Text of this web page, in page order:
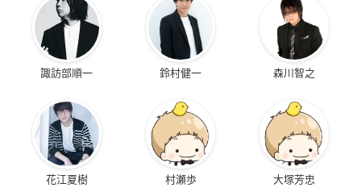
諏訪部順一 鈴村健一 森川智之
花江夏樹 村瀬歩 大塚芳忠